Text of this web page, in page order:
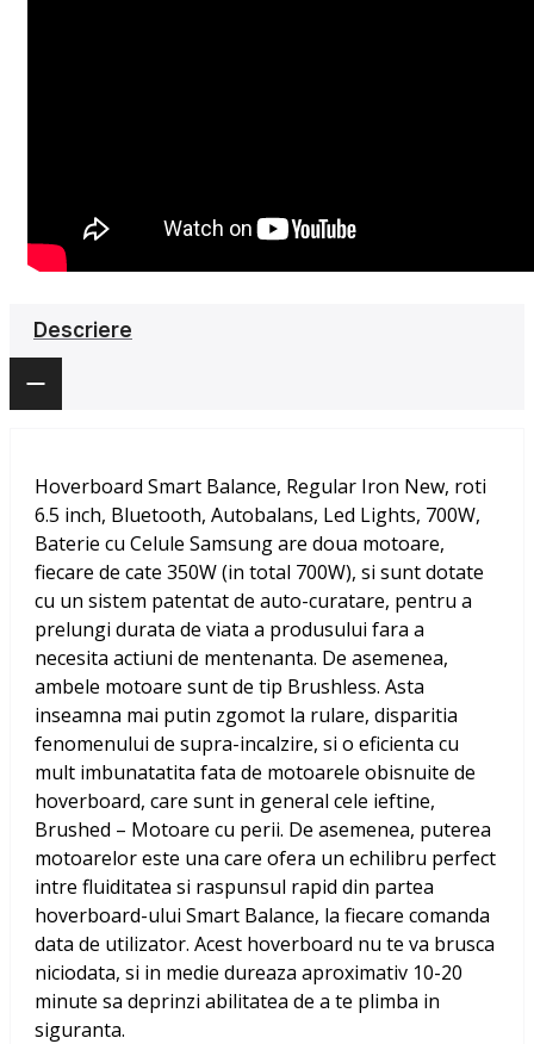
Descriere
Hoverboard Smart Balance, Regular Iron New, roti
6.5 inch, Bluetooth, Autobalans, Led Lights, 700W,
Baterie cu Celule Samsungare doua motoare,
fiecare de cate 350W (in total 700W), si sunt dotate
cu un sistem patentat de auto-curatare, pentru a
prelungi durata de viata a produsului fara a
necesita actiuni de mentenanta. De asemenea,
ambele motoare sunt de tip Brushless. Asta
inseamna mai putin zgomot la rulare, disparitia
fenomenului de supra-incalzire, si o eficienta cu
mult imbunatatita fata de motoarele obisnuite de
hoverboard, care sunt in general cele ieftine,
Brushed – Motoare cu perii. De asemenea, puterea
motoarelor este una care ofera un echilibru perfect
intre fluiditatea si raspunsul rapid din partea
hoverboard-ului Smart Balance, la fiecare comanda
data de utilizator. Acest hoverboard nu te va brusca
niciodata, si in medie dureaza aproximativ 10-20
minute sa deprinzi abilitatea de a te plimba in
siguranta.